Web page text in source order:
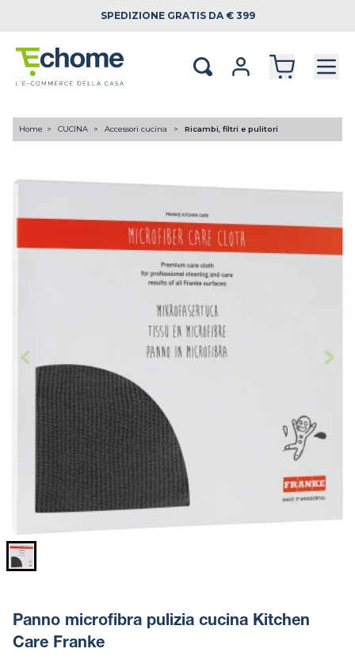
SPEDIZIONE GRATIS DA € 399
Home CUCINA Accessori cucina Ricambi, filtri e pulitori
Panno microfibra pulizia cucina Kitchen
Care Franke